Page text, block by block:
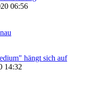
06:56
hängt sich auf
14:32